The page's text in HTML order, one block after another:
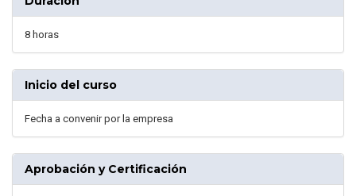
8 horas
Inicio del curso
Fecha a convenir por la empresa
Aprobación y Certificación